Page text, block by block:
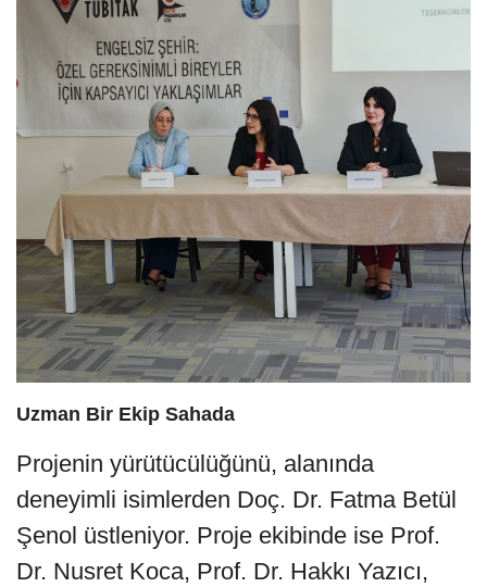
Uzman Bir Ekip Sahada
Projenin yürütücülüğünü, alanında
deneyimli isimlerden Doç. Dr. Fatma Betül
Şenol üstleniyor. Proje ekibinde ise Prof.
Dr. Nusret Koca, Prof. Dr. Hakkı Yazıcı,